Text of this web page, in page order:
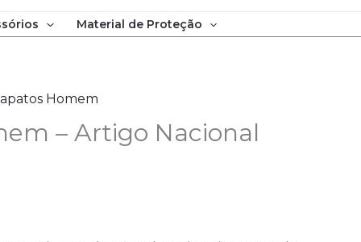
Material de Proteção
Homem
– Artigo Nacional